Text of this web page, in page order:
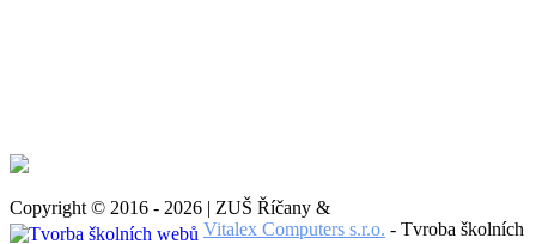
Copyright © 2016 - 2026 | ZUŠ Říčany &
Vitalex Computers s.r.o. - Tvroba školních